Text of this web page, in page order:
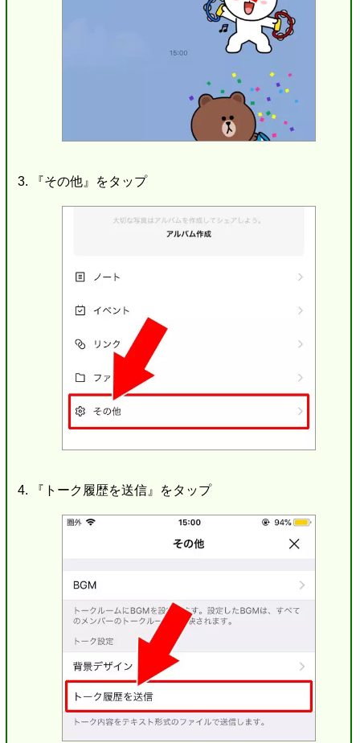
『その他』をタップ
『トーク履歴を送信』をタップ